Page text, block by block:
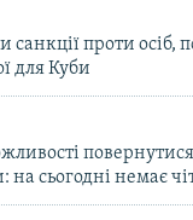
проти осіб,
для Куби
на сьогодні немає